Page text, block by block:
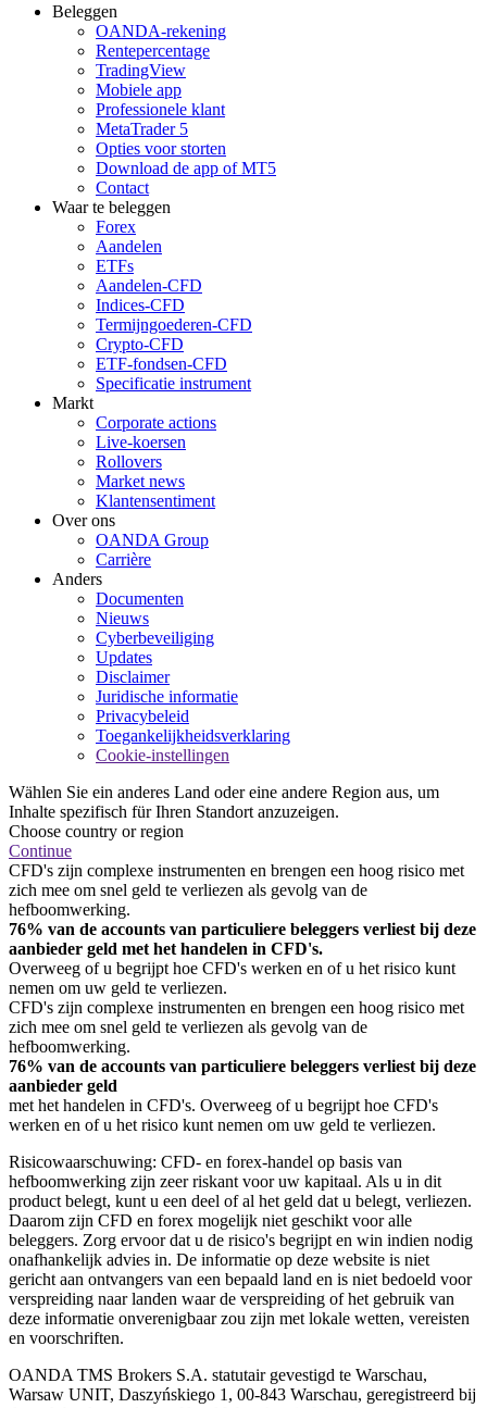
Beleggen
OANDA-rekening
Rentepercentage
TradingView
Mobiele app
Professionele klant
MetaTrader 5
Opties voor storten
Download de app of MT5
Contact
Waar te beleggen
Forex
Aandelen
ETFs
Aandelen-CFD
Indices-CFD
Termijngoederen-CFD
Crypto-CFD
ETF-fondsen-CFD
Specificatie instrument
Markt
Corporate actions
Live-koersen
Rollovers
Market news
Klantensentiment
Over ons
OANDA Group
Carrière
Anders
Documenten
Nieuws
Cyberbeveiliging
Updates
Disclaimer
Juridische informatie
Privacybeleid
Toegankelijkheidsverklaring
Cookie-instellingen
Wählen Sie ein anderes Land oder eine andere Region aus, um
Inhalte spezifisch für Ihren Standort anzuzeigen.
Choose country or region
Continue
CFD's zijn complexe instrumenten en brengen een hoog risico met
zich mee om snel geld te verliezen als gevolg van de
hefboomwerking.
76% van de accounts van particuliere beleggers verliest bij deze
aanbieder geld met het handelen in CFD's.
Overweeg of u begrijpt hoe CFD's werken en of u het risico kunt
nemen om uw geld te verliezen.
CFD's zijn complexe instrumenten en brengen een hoog risico met
zich mee om snel geld te verliezen als gevolg van de
hefboomwerking.
76% van de accounts van particuliere beleggers verliest bij deze
aanbieder geld
met het handelen in CFD's. Overweeg of u begrijpt hoe CFD's
werken en of u het risico kunt nemen om uw geld te verliezen.
Risicowaarschuwing: CFD- en forex-handel op basis van
hefboomwerking zijn zeer riskant voor uw kapitaal. Als u in dit
product belegt, kunt u een deel of al het geld dat u belegt, verliezen.
Daarom zijn CFD en forex mogelijk niet geschikt voor alle
beleggers. Zorg ervoor dat u de risico's begrijpt en win indien nodig
onafhankelijk advies in. De informatie op deze website is niet
gericht aan ontvangers van een bepaald land en is niet bedoeld voor
verspreiding naar landen waar de verspreiding of het gebruik van
deze informatie onverenigbaar zou zijn met lokale wetten, vereisten
en voorschriften.
OANDA TMS Brokers S.A. statutair gevestigd te Warschau,
Warsaw UNIT, Daszyńskiego 1, 00-843 Warschau, geregistreerd bij